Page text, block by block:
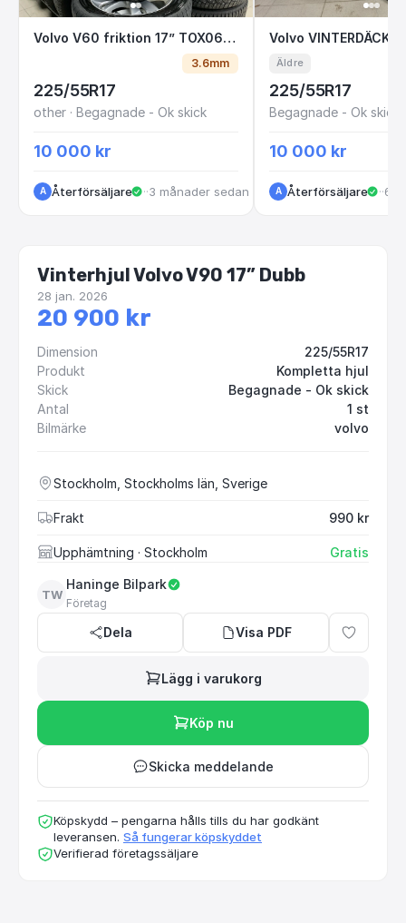
Volvo V60 friktion 17” TOX06G Y1-6
Volvo V60 friktion 17” TOX06G Y1-6
3.6mm
225/55R17
other · Begagnade - Ok skick
10 000 kr
A Återförsäljare ·Kungälv
·3 månader sedan
Volvo
Volvo VINTERDÄCK
Äldre
225/55R17
Begagnade - Ok skick
10 000 kr
A Återförsäljare ··6
Vinterhjul Volvo V90 17” Dubb
28 jan. 2026
20 900 kr
Dimension
225/55R17
Produkt
Kompletta hjul
Skick
Begagnade - Ok skick
Antal
1 st
Bilmärke
volvo
Stockholm, Stockholms län, Sverige
Frakt 990 kr
Upphämtning · Stockholm Gratis
TW
Haninge Bilpark
Företag
Dela Visa PDF
Lägg i varukorg
Köp nu
Skicka meddelande
Köpskydd – pengarna hålls tills du har godkänt
leveransen. Så fungerar köpskyddet
Verifierad företagssäljare